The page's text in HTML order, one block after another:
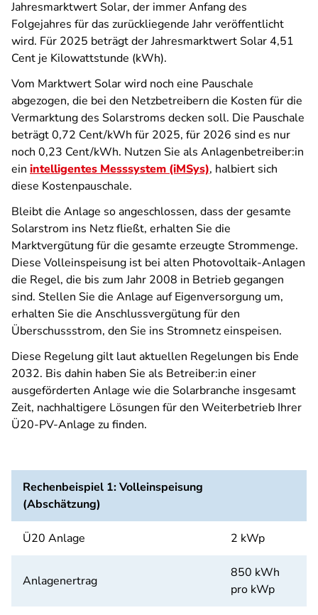
Jahresmarktwert Solar, der immer Anfang des
Folgejahres für das zurückliegende Jahr veröffentlicht
wird. Für 2025 beträgt der Jahresmarktwert Solar 4,51
Cent je Kilowattstunde (kWh).
Vom Marktwert Solar wird noch eine Pauschale
abgezogen, die bei den Netzbetreibern die Kosten für die
Vermarktung des Solarstroms decken soll. Die Pauschale
beträgt 0,72 Cent/kWh für 2025, für 2026 sind es nur
noch 0,23 Cent/kWh. Nutzen Sie als Anlagenbetreiber:in
ein intelligentes Messsystem (iMSys), halbiert sich
diese Kostenpauschale.
Bleibt die Anlage so angeschlossen, dass der gesamte
Solarstrom ins Netz fließt, erhalten Sie die
Marktvergütung für die gesamte erzeugte Strommenge.
Diese Volleinspeisung ist bei alten Photovoltaik-Anlagen
die Regel, die bis zum Jahr 2008 in Betrieb gegangen
sind. Stellen Sie die Anlage auf Eigenversorgung um,
erhalten Sie die Anschlussvergütung für den
Überschussstrom, den Sie ins Stromnetz einspeisen.
Diese Regelung gilt laut aktuellen Regelungen bis Ende
2032. Bis dahin haben Sie als Betreiber:in einer
ausgeförderten Anlage wie die Solarbranche insgesamt
Zeit, nachhaltigere Lösungen für den Weiterbetrieb Ihrer
Ü20-PV-Anlage zu finden.
Rechenbeispiel 1: Volleinspeisung
(Abschätzung)
Ü20 Anlage 2 kWp
Anlagenertrag
850 kWh
pro kWp